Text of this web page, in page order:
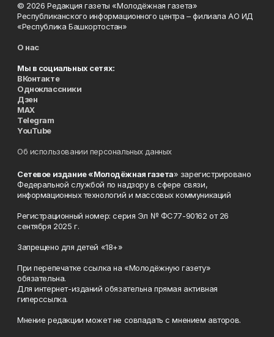
© 2026 Редакция газеты «Молодёжная газета»
Республиканского информационного центра – филиала АО ИД
«Республика Башкортостан»
О нас
Мы в социальных сетях:
ВКонтакте
Одноклассники
Дзен
MAX
Telegram
YouTube
Об использовании персональных данных
Сетевое издание «Молодёжная газета» зарегистрировано
Федеральной службой по надзору в сфере связи,
информационных технологий и массовых коммуникаций
Регистрационный номер: серия Эл № ФС77-90162 от 26
сентября 2025 г.
Запрещено для детей «18+»
При перепечатке ссылка на «Молодёжную газету»
обязательна.
Для интернет-изданий обязательна прямая активная
гиперссылка.
Мнение редакции может не совпадать с мнением авторов.